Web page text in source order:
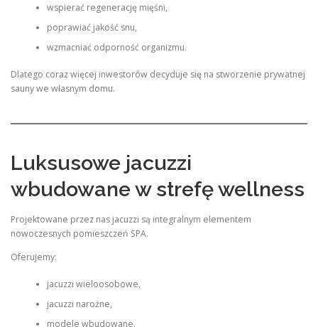
wspierać regenerację mięśni,
poprawiać jakość snu,
wzmacniać odporność organizmu.
Dlatego coraz więcej inwestorów decyduje się na stworzenie prywatnej
sauny we własnym domu.
Luksusowe jacuzzi
wbudowane w strefę wellness
Projektowane przez nas jacuzzi są integralnym elementem
nowoczesnych pomieszczeń SPA.
Oferujemy:
jacuzzi wieloosobowe,
jacuzzi narożne,
modele wbudowane,